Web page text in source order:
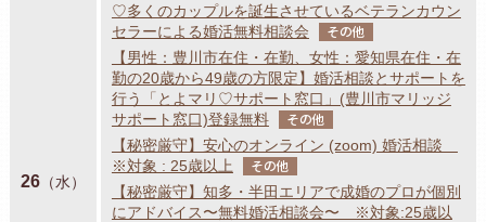
26（水）
♡多くのカップルを誕生させているベテランカウン
セラーによる婚活無料相談会
その他
【男性：豊川市在住・在勤、女性：愛知県在住・在
勤の20歳から49歳の方限定】婚活相談とサポートを
行う「とよマリ♡サポート窓口」(豊川市マリッジ
サポート窓口)登録無料
その他
【秘密厳守】安心のオンライン (zoom) 婚活相談
※対象 : 25歳以上
その他
【秘密厳守】知多・半田エリアで成婚のプロが個別
にアドバイス〜無料婚活相談会〜 ※対象:25歳以